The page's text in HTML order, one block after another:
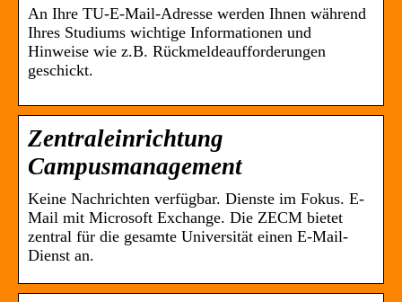
An Ihre TU-E-Mail-Adresse werden Ihnen während
Ihres Studiums wichtige Informationen und
Hinweise wie z.B. Rückmeldeaufforderungen
geschickt.
Zentraleinrichtung
Campusmanagement
Keine Nachrichten verfügbar. Dienste im Fokus. E-
Mail mit Microsoft Exchange. Die ZECM bietet
zentral für die gesamte Universität einen E-Mail-
Dienst an.